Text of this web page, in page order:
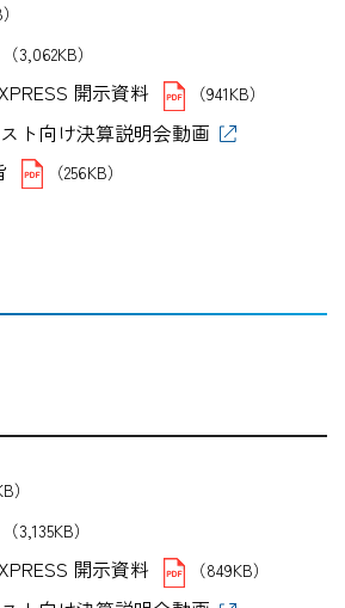
（3,062KB）
開示資料 （941KB）
ト向け決算説明会動画
（256KB）
）
（3,135KB）
開示資料 （849KB）